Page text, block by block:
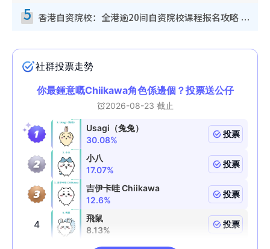
5 香港自资院校：全港逾20间自资院校课程报名攻略 留位费可退/申请日期/报名链接